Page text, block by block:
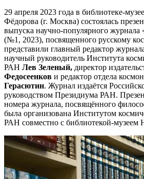
29 апреля 2023 года в библиотеке-
Фёдорова (г. Москва) состоялась
выпуска научно-популярного журнала
(№1, 2023), посвященного русскому
представили главный редактор
научный руководитель Института
РАН Лев Зеленый, директор
Федосеенков и редактор отдела
Герасютин. Журнал издаётся
руководством Президиума РАН.
номера журнала, посвящённого
была организована Институтом
РАН совместно с библиотекой-